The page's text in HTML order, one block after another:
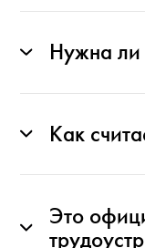
Нужна ли
Как
Это